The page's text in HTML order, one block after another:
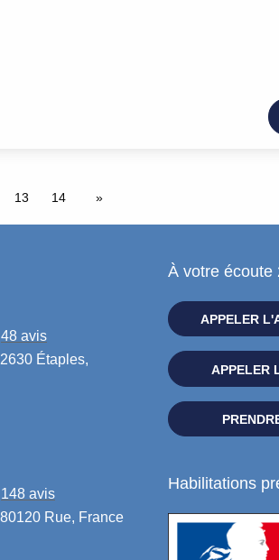
13 14
48 avis
Étaples,
148 avis
Rue, France
À votre écoute
APPELER
APPELER
Habilitations